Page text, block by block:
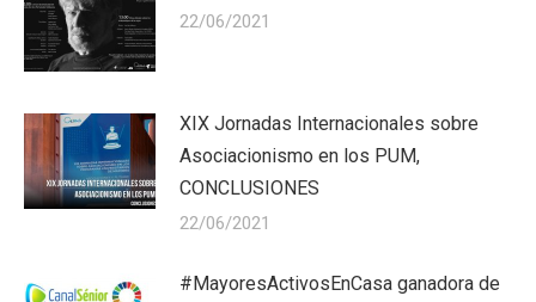
22/06/2021
XIX Jornadas Internacionales sobre
Asociacionismo en los PUM,
CONCLUSIONES
22/06/2021
#MayoresActivosEnCasa ganadora de